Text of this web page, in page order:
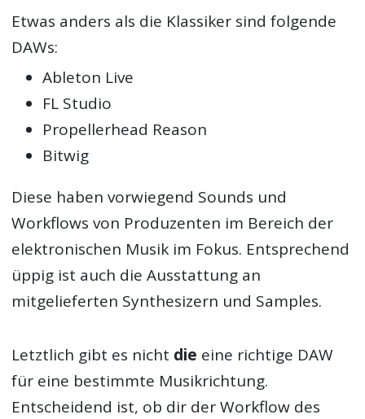
Etwas anders als die Klassiker sind folgende
DAWs:
Ableton Live
FL Studio
Propellerhead Reason
Bitwig
Diese haben vorwiegend Sounds und
Workflows von Produzenten im Bereich der
elektronischen Musik im Fokus. Entsprechend
üppig ist auch die Ausstattung an
mitgelieferten Synthesizern und Samples.
Letztlich gibt es nicht die eine richtige DAW
für eine bestimmte Musikrichtung.
Entscheidend ist, ob dir der Workflow des